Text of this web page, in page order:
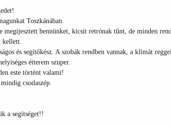
Toszkánában.
megijesztett bennünket, kicsit retrónak tűnt, de minden
kellett.
és segítőkész. A szobák rendben vannak, a klímát
étterem szuper.
este történt valami!
csodaszép.
a segítséget!!